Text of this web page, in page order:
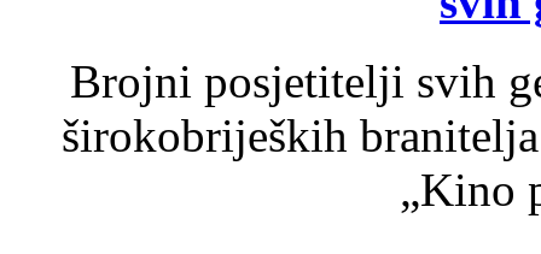
Brojni posjetitelji svih
širokobrijeških
„Kino